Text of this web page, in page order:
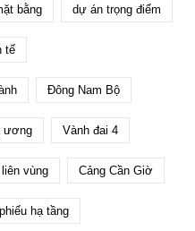
bằng dự án trọng điểm
tế
Đông Nam Bộ
ương Vành đai 4
vùng Cảng Cần Giờ
hạ tầng